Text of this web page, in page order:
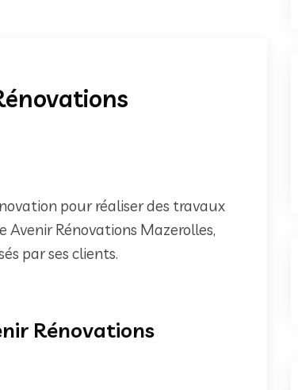
pour réaliser des travaux
Avenir Rénovations Mazerolles,
par ses clients.
Rénovations